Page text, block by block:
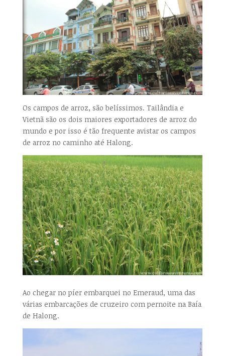
Os campos de arroz, são belíssimos. Tailândia e
Vietnã são os dois maiores exportadores de arroz do
mundo e por isso é tão frequente avistar os campos
de arroz no caminho até Halong.
Ao chegar no píer embarquei no Emeraud, uma das
várias embarcações de cruzeiro com pernoite na Baía
de Halong.